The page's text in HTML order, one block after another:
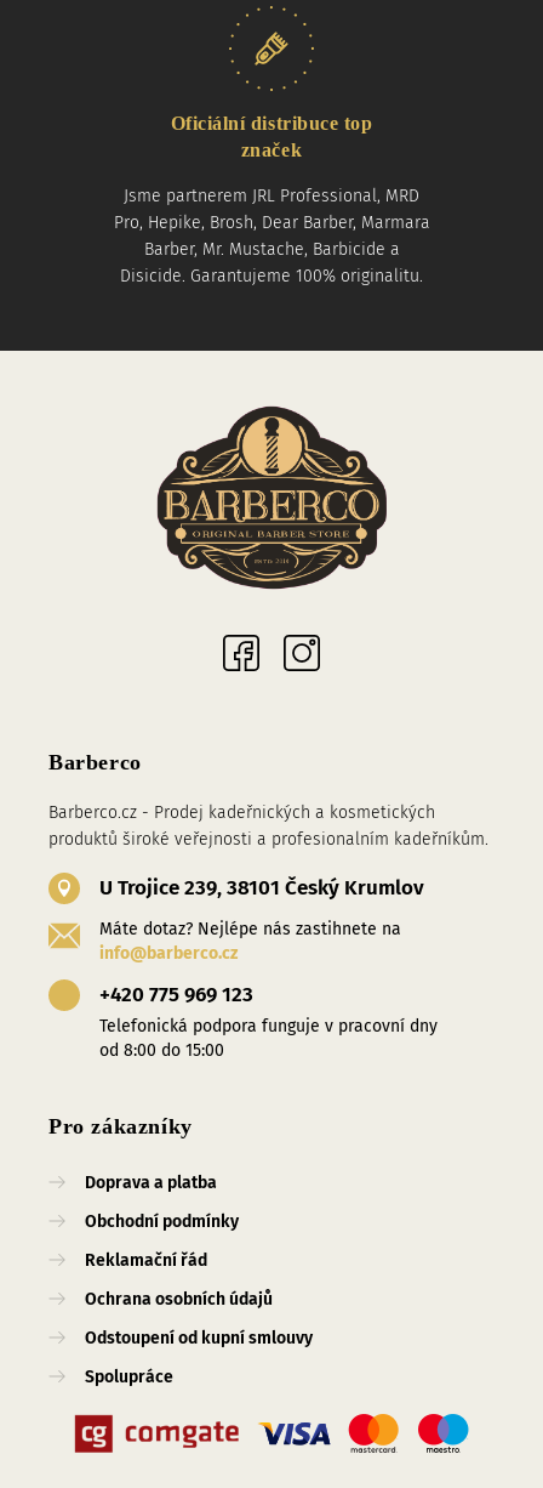
Oficiální distribuce top
značek
Jsme partnerem JRL Professional, MRD
Pro, Hepike, Brosh, Dear Barber, Marmara
Barber, Mr. Mustache, Barbicide a
Disicide. Garantujeme 100% originalitu.
Barberco
Barberco.cz - Prodej kadeřnických a kosmetických
produktů široké veřejnosti a profesionalním kadeřníkům.
U Trojice 239, 38101 Český Krumlov
Máte dotaz? Nejlépe nás zastihnete na
info@barberco.cz
+420 775 969 123
Telefonická podpora funguje v pracovní dny
od 8:00 do 15:00
Pro zákazníky
Doprava a platba
Obchodní podmínky
Reklamační řád
Ochrana osobních údajů
Odstoupení od kupní smlouvy
Spolupráce